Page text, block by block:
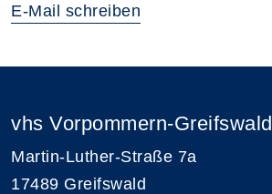
E-Mail schreiben
vhs Vorpommern-Greifswald
Martin-Luther-Straße 7a
17489 Greifswald